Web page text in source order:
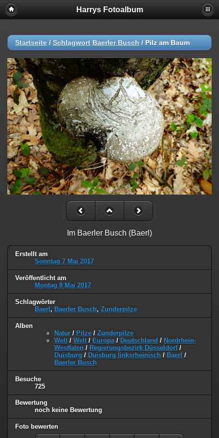
Harrys Fotoalbum
Startseite / Schlagwort Baerler Busch / Pilz am Baum
Im Baerler Busch (Baerl)
Erstellt am
Sonntag 7 Mai 2017
Veröffentlicht am
Montag 8 Mai 2017
Schlagwörter
Baerl , Baerler Busch, Zunderpilze
Alben
Natur / Pilze / Zunderpilze
Welt / Welt / Europa / Deutschland / Nordrhein-
Westfalen / Regierungsbezirk Düsseldorf/
Duisburg / Duisburg linksrheinisch / Baerl /
Baerler Busch
Besuche
725
Bewertung
noch keine Bewertung
Foto bewerten